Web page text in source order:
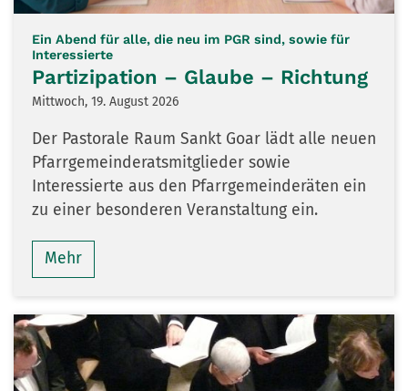
Ein Abend für alle, die neu im PGR sind, sowie für
Interessierte:
Partizipation – Glaube – Richtung
Mittwoch, 19. August 2026
Der Pastorale Raum Sankt Goar lädt alle neuen
Pfarrgemeinderatsmitglieder sowie
Interessierte aus den Pfarrgemeinderäten ein
zu einer besonderen Veranstaltung ein.
Mehr